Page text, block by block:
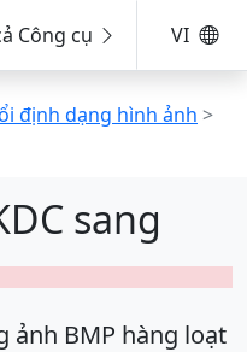
Công cụ VI
định dạng hình ảnh >
sang
ảnh BMP hàng loạt